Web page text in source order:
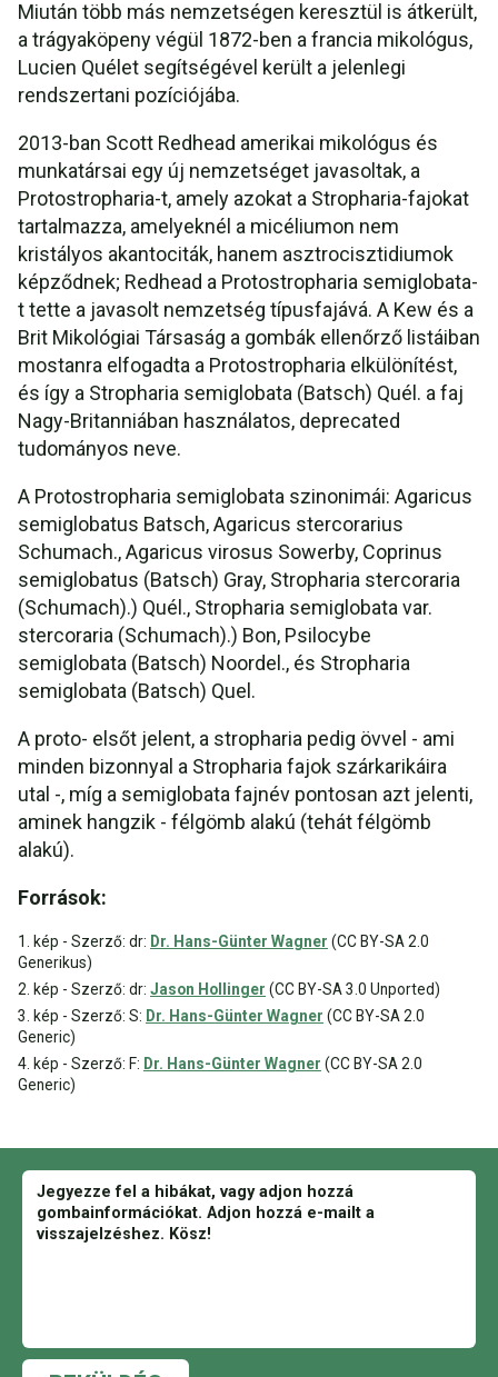
Miután több más nemzetségen keresztül is átkerült,
a trágyaköpeny végül 1872-ben a francia mikológus,
Lucien Quélet segítségével került a jelenlegi
rendszertani pozíciójába.
2013-ban Scott Redhead amerikai mikológus és
munkatársai egy új nemzetséget javasoltak, a
Protostropharia-t, amely azokat a Stropharia-fajokat
tartalmazza, amelyeknél a micéliumon nem
kristályos akantociták, hanem asztrocisztidiumok
képződnek; Redhead a Protostropharia semiglobata-
t tette a javasolt nemzetség típusfajává. A Kew és a
Brit Mikológiai Társaság a gombák ellenőrző listáiban
mostanra elfogadta a Protostropharia elkülönítést,
és így a Stropharia semiglobata (Batsch) Quél. a faj
Nagy-Britanniában használatos, deprecated
tudományos neve.
A Protostropharia semiglobata szinonimái: Agaricus
semiglobatus Batsch, Agaricus stercorarius
Schumach., Agaricus virosus Sowerby, Coprinus
semiglobatus (Batsch) Gray, Stropharia stercoraria
(Schumach).) Quél., Stropharia semiglobata var.
stercoraria (Schumach).) Bon, Psilocybe
semiglobata (Batsch) Noordel., és Stropharia
semiglobata (Batsch) Quel.
A proto- elsőt jelent, a stropharia pedig övvel - ami
minden bizonnyal a Stropharia fajok szárkarikáira
utal -, míg a semiglobata fajnév pontosan azt jelenti,
aminek hangzik - félgömb alakú (tehát félgömb
alakú).
Források:
1. kép - Szerző: dr: Dr. Hans-Günter Wagner (CC BY-SA 2.0
Generikus)
2. kép - Szerző: dr: Jason Hollinger (CC BY-SA 3.0 Unported)
3. kép - Szerző: S: Dr. Hans-Günter Wagner (CC BY-SA 2.0
Generic)
4. kép - Szerző: F: Dr. Hans-Günter Wagner (CC BY-SA 2.0
Generic)